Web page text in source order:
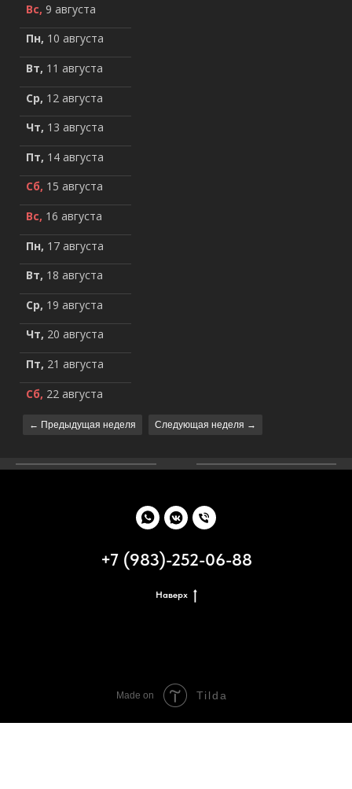
Вс, 9 августа
Пн, 10 августа
Вт, 11 августа
Ср, 12 августа
Чт, 13 августа
Пт, 14 августа
Сб, 15 августа
Вс, 16 августа
Пн, 17 августа
Вт, 18 августа
Ср, 19 августа
Чт, 20 августа
Пт, 21 августа
Сб, 22 августа
← Предыдущая неделя Следующая неделя →
+7 (983)-252-06-88
Наверх
Made on Tilda